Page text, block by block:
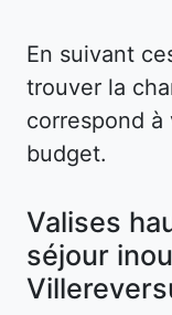
En suivant
trouver la
correspond
budget.
Valises
séjour